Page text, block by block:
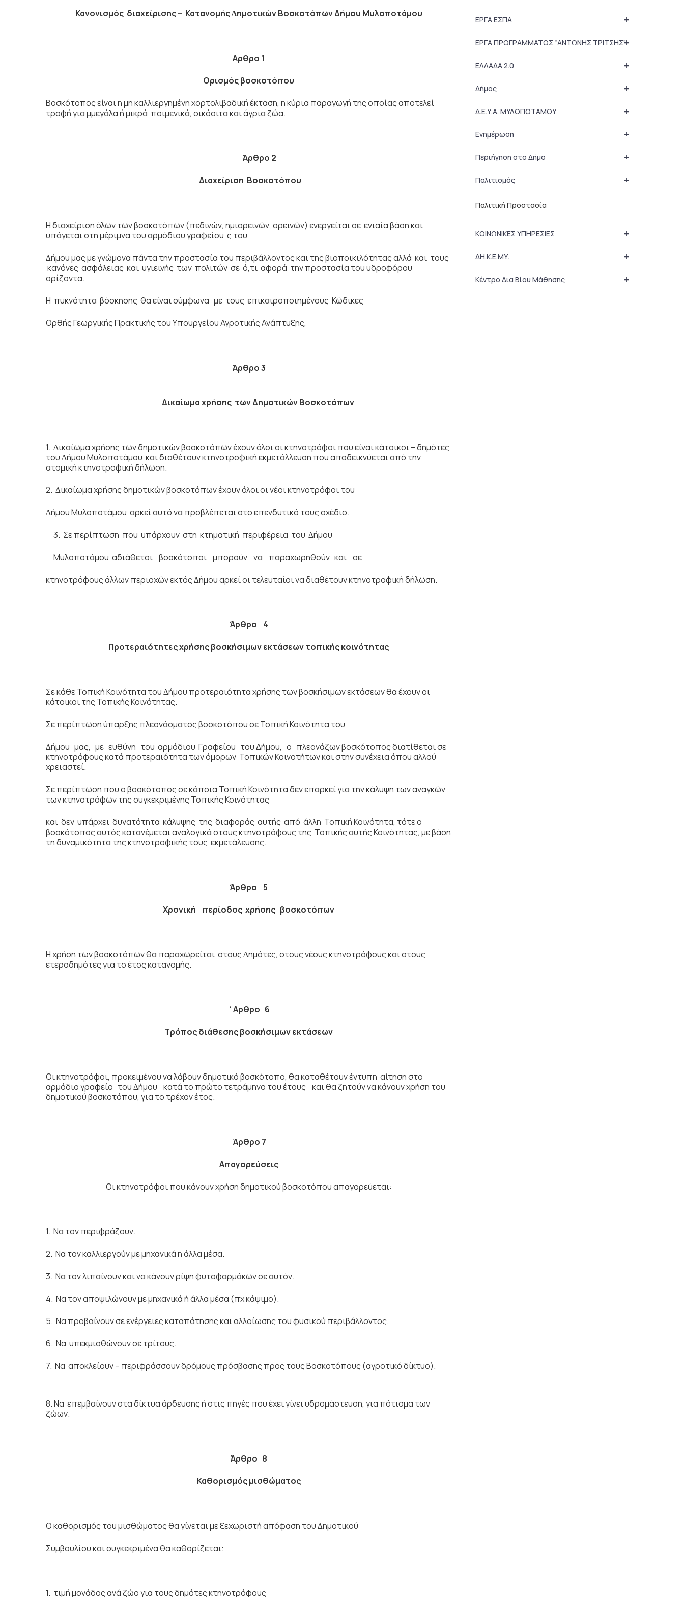
Κανονισµός διαχείρισης – Κατανοµής ∆ηµοτικών Βοσκοτόπων Δήμου Μυλοποτάμου
Αρθρο 1
Ορισμός βοσκοτόπου
Βοσκότοπος είναι η µη καλλιεργημένη χορτολιβαδική έκταση, η κύρια παραγωγή της οποίας αποτελεί
τροφή για µμεγάλα ή µικρά ποιµενικά, οικόσιτα και άγρια ζώα.
Άρθρο 2
Διαχείριση Βοσκοτόπου
Η διαχείριση όλων των βοσκοτόπων (πεδινών, ηµιορεινών, ορεινών) ενεργείται σε ενιαία βάση και
υπάγεται στη µέριµνα του αρμόδιου γραφείου ς του
∆ήµου μας µε γνώµονα πάντα την προστασία του περιβάλλοντος και της βιοποικιλότητας αλλά και τους
κανόνες ασφάλειας και υγιεινής των πολιτών σε ό,τι αφορά την προστασία του υδροφόρου
ορίζοντα.
Η πυκνότητα βόσκησης θα είναι σύμφωνα µε τους επικαιροποιηµένους Κώδικες
Ορθής Γεωργικής Πρακτικής του Υπουργείου Αγροτικής Ανάπτυξης,
Άρθρο 3
Δικαίωμα χρήσης των Δημοτικών Βοσκοτόπων
1. ∆ικαίωµα χρήσης των δηµοτικών βοσκοτόπων έχουν όλοι οι κτηνοτρόφοι που είναι κάτοικοι – δηµότες
του ∆ήµου Μυλοποτάμου και διαθέτουν κτηνοτροφική εκμετάλλευση που αποδεικνύεται από την
ατοµική κτηνοτροφική δήλωση.
2. ∆ικαίωµα χρήσης δηµοτικών βοσκοτόπων έχουν όλοι οι νέοι κτηνοτρόφοι του
∆ήµου Μυλοποτάμου αρκεί αυτό να προβλέπεται στο επενδυτικό τους σχέδιο.
3. Σε περίπτωση που υπάρχουν στη κτηµατική περιφέρεια του ∆ήµου
Μυλοποτάμου αδιάθετοι βοσκότοποι µπορούν να παραχωρηθούν και σε
κτηνοτρόφους άλλων περιοχών εκτός ∆ήµου αρκεί οι τελευταίοι να διαθέτουν κτηνοτροφική δήλωση.
Άρθρο 4
Προτεραιότητες χρήσης βοσκήσιμων εκτάσεων τοπικής κοινότητας
Σε κάθε Τοπική Κοινότητα του ∆ήµου προτεραιότητα χρήσης των βοσκήσιµων εκτάσεων θα έχουν οι
κάτοικοι της Τοπικής Κοινότητας.
Σε περίπτωση ύπαρξης πλεονάσµατος βοσκοτόπου σε Τοπική Κοινότητα του
∆ήµου µας, µε ευθύνη του αρμόδιου Γραφείου του Δήμου, ο πλεονάζων βοσκότοπος διατίθεται σε
κτηνοτρόφους κατά προτεραιότητα των όµορων Τοπικών Κοινοτήτων και στην συνέχεια όπου αλλού
χρειαστεί.
Σε περίπτωση που ο βοσκότοπος σε κάποια Τοπική Κοινότητα δεν επαρκεί για την κάλυψη των αναγκών
των κτηνοτρόφων της συγκεκριµένης Τοπικής Κοινότητας
και δεν υπάρχει δυνατότητα κάλυψης της διαφοράς αυτής από άλλη Τοπική Κοινότητα, τότε ο
βοσκότοπος αυτός κατανέµεται αναλογικά στους κτηνοτρόφους της Τοπικής αυτής Κοινότητας, µε βάση
τη δυναµικότητα της κτηνοτροφικής τους εκμετάλευσης.
Άρθρο 5
Χρονική περίοδος χρήσης βοσκοτόπων
Η χρήση των βοσκοτόπων θα παραχωρείται στους ∆ηµότες, στους νέους κτηνοτρόφους και στους
ετεροδηµότες για το έτος κατανομής.
΄Αρθρο 6
Τρόπος διάθεσης βοσκήσιµων εκτάσεων
Οι κτηνοτρόφοι, προκειµένου να λάβουν δηµοτικό βοσκότοπο, θα καταθέτουν έντυπη αίτηση στο
αρμόδιο γραφείο του ∆ήµου κατά το πρώτο τετράμηνο του έτους και θα ζητούν να κάνουν χρήση του
δηµοτικού βοσκοτόπου, για το τρέχον έτος.
Άρθρο 7
Απαγορεύσεις
Οι κτηνοτρόφοι που κάνουν χρήση δηµοτικού βοσκοτόπου απαγορεύεται:
1. Να τον περιφράζουν.
2. Να τον καλλιεργούν µε µηχανικά η άλλα µέσα.
3. Να τον λιπαίνουν και να κάνουν ρίψη φυτοφαρµάκων σε αυτόν.
4. Να τον αποψιλώνουν µε µηχανικά ή άλλα µέσα (πχ κάψιµο).
5. Να προβαίνουν σε ενέργειες καταπάτησης και αλλοίωσης του φυσικού περιβάλλοντος.
6. Να υπεκµισθώνουν σε τρίτους.
7. Να αποκλείουν – περιφράσσουν δρόµους πρόσβασης προς τους Βοσκοτόπους (αγροτικό δίκτυο).
8. Να επεµβαίνουν στα δίκτυα άρδευσης ή στις πηγές που έχει γίνει υδροµάστευση, για πότισµα των
ζώων.
Άρθρο 8
Καθορισμός μισθώματος
Ο καθορισµός του µισθώµατος θα γίνεται µε ξεχωριστή απόφαση του ∆ηµοτικού
Συµβουλίου και συγκεκριµένα θα καθορίζεται:
1. τιµή µονάδος ανά ζώο για τους δηµότες κτηνοτρόφους
+
ΕΡΓΑ ΕΣΠΑ
+
ΕΡΓΑ ΠΡΟΓΡΑΜΜΑΤΟΣ “ΑΝΤΩΝΗΣ ΤΡΙΤΣΗΣ”
+
ΕΛΛΑΔΑ 2.0
+
Δήμος
+
Δ.Ε.Υ.Α. ΜΥΛΟΠΟΤΑΜΟΥ
+
Ενημέρωση
+
Περιήγηση στο Δήμο
+
Πολιτισμός
Πολιτική Προστασία
+
ΚΟΙΝΩΝΙΚΕΣ ΥΠΗΡΕΣΙΕΣ
+
ΔΗ.Κ.Ε.ΜΥ.
+
Κέντρο Δια Βίου Μάθησης